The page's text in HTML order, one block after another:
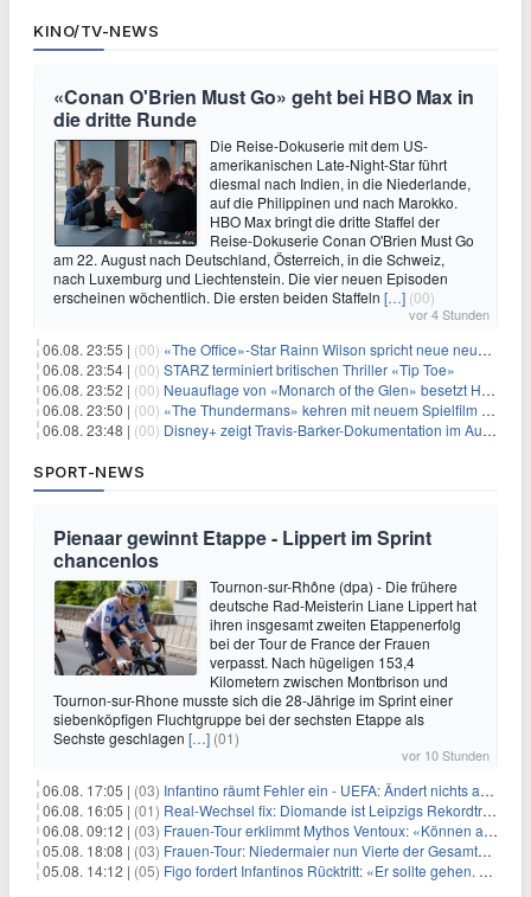
KINO/TV-NEWS
«Conan O'Brien Must Go» geht bei HBO Max in
die dritte Runde
Die Reise-Dokuserie mit dem US-
amerikanischen Late-Night-Star führt
diesmal nach Indien, in die Niederlande,
auf die Philippinen und nach Marokko.
HBO Max bringt die dritte Staffel der
Reise-Dokuserie Conan O'Brien Must Go
am 22. August nach Deutschland, Österreich, in die Schweiz,
nach Luxemburg und Liechtenstein. Die vier neuen Episoden
erscheinen wöchentlich. Die ersten beiden Staffeln […] (00)
vor 4 Stunden
06.08. 23:55 | (00) «The Office»-Star Rainn Wilson spricht neue neuseeländische Serie «Settling»
06.08. 23:54 | (00) STARZ terminiert britischen Thriller «Tip Toe»
06.08. 23:52 | (00) Neuauflage von «Monarch of the Glen» besetzt Hauptrollen
06.08. 23:50 | (00) «The Thundermans» kehren mit neuem Spielfilm zurück
06.08. 23:48 | (00) Disney+ zeigt Travis-Barker-Dokumentation im August
SPORT-NEWS
Pienaar gewinnt Etappe - Lippert im Sprint
chancenlos
Tournon-sur-Rhône (dpa) - Die frühere
deutsche Rad-Meisterin Liane Lippert hat
ihren insgesamt zweiten Etappenerfolg
bei der Tour de France der Frauen
verpasst. Nach hügeligen 153,4
Kilometern zwischen Montbrison und
Tournon-sur-Rhone musste sich die 28-Jährige im Sprint einer
siebenköpfigen Fluchtgruppe bei der sechsten Etappe als
Sechste geschlagen […] (01)
vor 10 Stunden
06.08. 17:05 | (03) Infantino räumt Fehler ein - UEFA: Ändert nichts an Boykott
06.08. 16:05 | (01) Real-Wechsel fix: Diomande ist Leipzigs Rekordtransfer
06.08. 09:12 | (03) Frauen-Tour erklimmt Mythos Ventoux: «Können alles schaffen»
05.08. 18:08 | (03) Frauen-Tour: Niedermaier nun Vierte der Gesamtwertung
05.08. 14:12 | (05) Figo fordert Infantinos Rücktritt: «Er sollte gehen. Jetzt»